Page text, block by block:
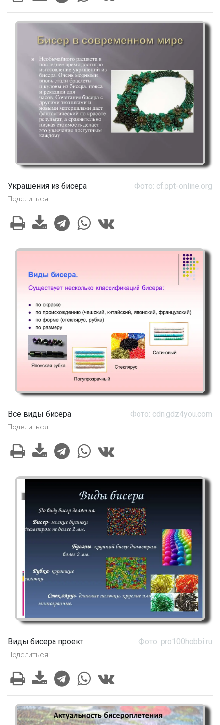
Украшения из бисера Фото: cf.ppt-online.org
Поделиться:
Все виды бисера Фото: cdn.gdz4you.com
Поделиться:
Виды бисера проект Фото: pro100hobbi.ru
Поделиться: